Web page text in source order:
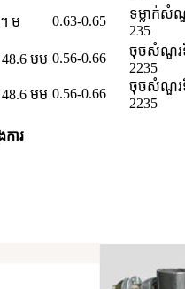
ម 0.63-0.65
ទម្លាក់សំ
235
មម 0.56-0.66
ចុចសំណួរ
2235
មម 0.56-0.66
ចុចសំណួរ
2235
ារ